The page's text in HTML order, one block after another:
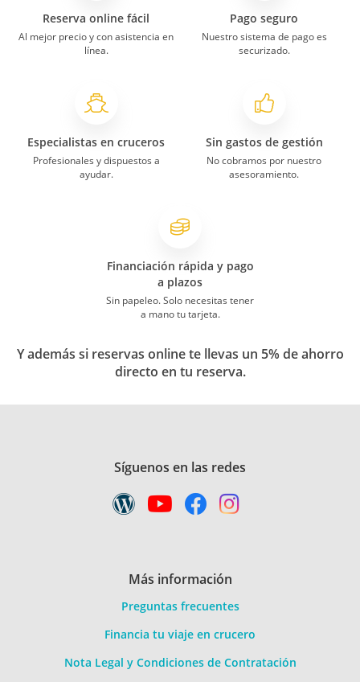
Reserva online fácil
Al mejor precio y con asistencia en
línea.
Pago seguro
Nuestro sistema de pago es
securizado.
Especialistas en cruceros
Profesionales y dispuestos a
ayudar.
Sin gastos de gestión
No cobramos por nuestro
asesoramiento.
Financiación rápida y pago
a plazos
Sin papeleo. Solo necesitas tener
a mano tu tarjeta.
Y además si reservas online te llevas un 5% de ahorro
directo en tu reserva.
Síguenos en las redes
Más información
Preguntas frecuentes
Financia tu viaje en crucero
Nota Legal y Condiciones de Contratación